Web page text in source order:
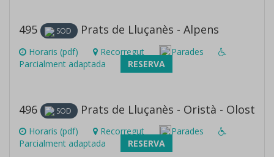
495 SOD Prats de Lluçanès - Alpens
Horaris (pdf) Recorregut
Parades
Parcialment adaptada
RESERVA
496 SOD Prats de Lluçanès - Oristà - Olost
Horaris (pdf) Recorregut
Parades
Parcialment adaptada
RESERVA